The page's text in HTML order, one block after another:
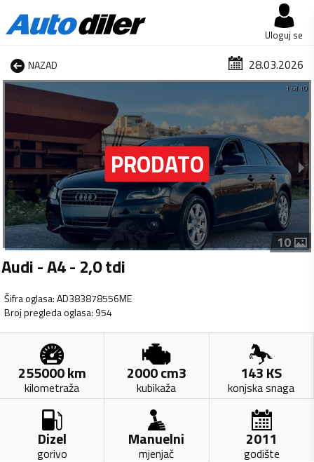
Uloguj se
NAZAD 28.03.2026
1 od 10
10
Audi - A4 - 2,0 tdi
Šifra oglasa:AD383878556ME
Broj pregleda oglasa: 954
255000km
kilometraža
2000cm3
kubikaža
143KS
konjska snaga
Dizel
gorivo
Manuelni
mjenjač
2011
godište